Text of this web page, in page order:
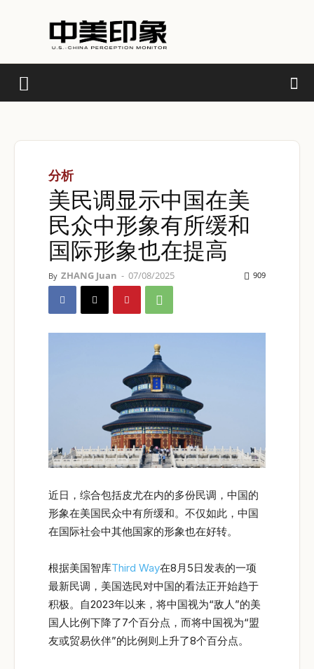
分析
美民调显示中国在美
民众中形象有所缓和
国际形象也在提高
By ZHANG Juan - 07/08/2025 909
近日，综合包括皮尤在内的多份民调，中国的
形象在美国民众中有所缓和。不仅如此，中国
在国际社会中其他国家的形象也在好转。
根据美国智库Third Way在8月5日发表的一项
最新民调，美国选民对中国的看法正开始趋于
积极。自2023年以来，将中国视为“敌人”的美
国人比例下降了7个百分点，而将中国视为“盟
友或贸易伙伴”的比例则上升了8个百分点。